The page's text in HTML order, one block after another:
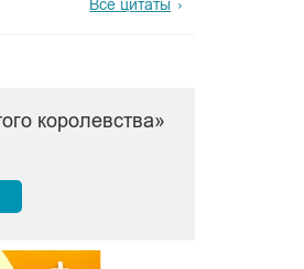
Все цитаты
королевства»